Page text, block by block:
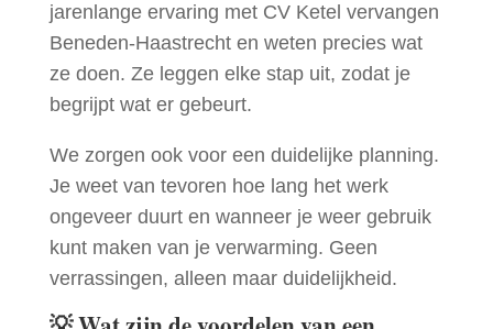
jarenlange ervaring met CV Ketel vervangen
Beneden-Haastrecht en weten precies wat
ze doen. Ze leggen elke stap uit, zodat je
begrijpt wat er gebeurt.
We zorgen ook voor een duidelijke planning.
Je weet van tevoren hoe lang het werk
ongeveer duurt en wanneer je weer gebruik
kunt maken van je verwarming. Geen
verrassingen, alleen maar duidelijkheid.